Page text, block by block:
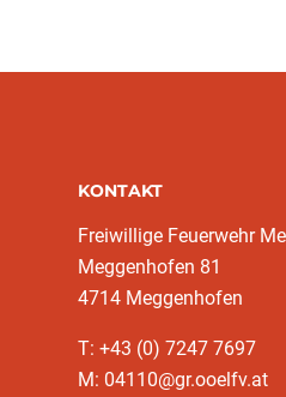
KONTAKT
Freiwillige Feuerwehr
Meggenhofen 81
4714 Meggenhofen
T: +43 (0) 7247 7697
M: 04110@gr.ooelfv.at